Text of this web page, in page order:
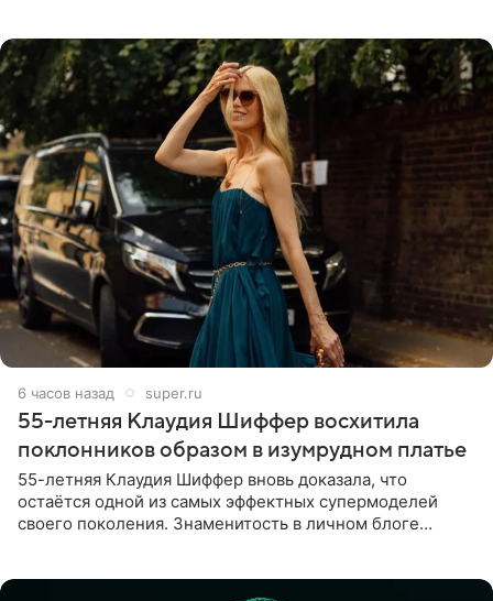
6 часов назад super.ru
55-летняя Клаудия Шиффер восхитила
поклонников образом в изумрудном платье
55-летняя Клаудия Шиффер вновь доказала, что
остаётся одной из самых эффектных супермоделей
своего поколения. Знаменитость в личном блоге